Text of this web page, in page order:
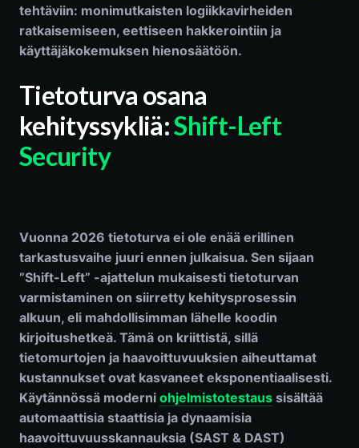
tehtäviin: monimutkaisten logiikkavirheiden
ratkaisemiseen, eettiseen hakkerointiin ja
käyttäjäkokemuksen hienosäätöön.
Tietoturva osana
kehityssykliä:Shift-Left
Security
Vuonna 2026 tietoturva ei ole enää erillinen
tarkastusvaihe juuri ennen julkaisua. Sen sijaan
”Shift-Left” -ajattelun mukaisesti tietoturvan
varmistaminen on siirretty kehitysprosessin
alkuun, eli mahdollisimman lähelle koodin
kirjoitushetkeä. Tämä on kriittistä, sillä
tietomurtojen ja haavoittuvuuksien aiheuttamat
kustannukset ovat kasvaneet eksponentiaalisesti.
Käytännössä moderni ohjelmistotestaus sisältää
automaattisia staattisia ja dynaamisia
haavoittuvuusskannauksia (SAST & DAST)